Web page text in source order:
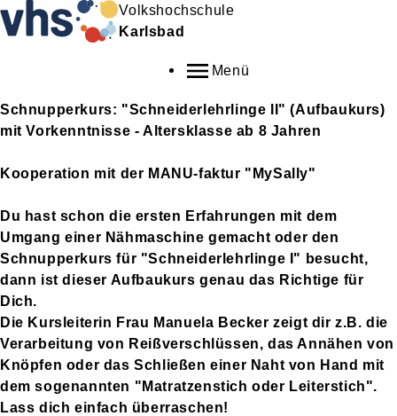
Volkshochschule
Karlsbad
Menü
Schnupperkurs: "Schneiderlehrlinge II" (Aufbaukurs)
mit Vorkenntnisse - Altersklasse ab 8 Jahren
Kooperation mit der MANU-faktur "MySally"
Du hast schon die ersten Erfahrungen mit dem
Umgang einer Nähmaschine gemacht oder den
Schnupperkurs für "Schneiderlehrlinge I" besucht,
dann ist dieser Aufbaukurs genau das Richtige für
Dich.
Die Kursleiterin Frau Manuela Becker zeigt dir z.B. die
Verarbeitung von Reißverschlüssen, das Annähen von
Knöpfen oder das Schließen einer Naht von Hand mit
dem sogenannten "Matratzenstich oder Leiterstich".
Lass dich einfach überraschen!